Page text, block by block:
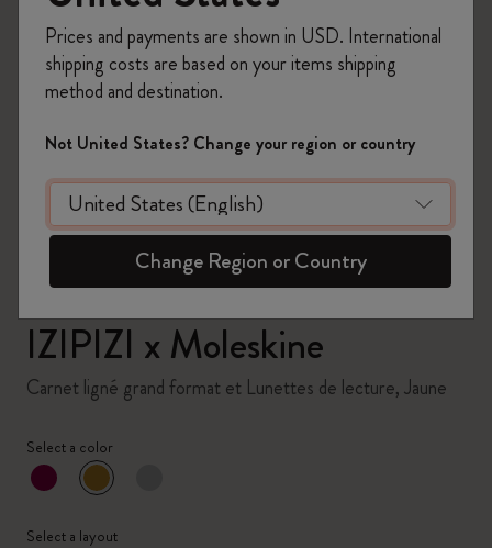
zoom.cta
IZIPIZI x Moleskine
Carnet ligné grand format et Lunettes de lecture, Jaune
Select a color
sélectionné
*Couleur sélectionnée
Select a layout
Prices and payments are shown in USD. International
shipping costs are based on your items shipping
method and destination.
Not United States? Change your region or country
Change Region or Country